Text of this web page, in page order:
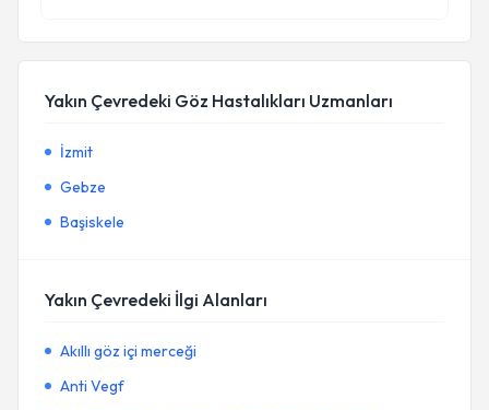
Yakın Çevredeki Göz Hastalıkları Uzmanları
İzmit
Gebze
Başiskele
Yakın Çevredeki İlgi Alanları
Akıllı göz içi merceği
Anti Vegf